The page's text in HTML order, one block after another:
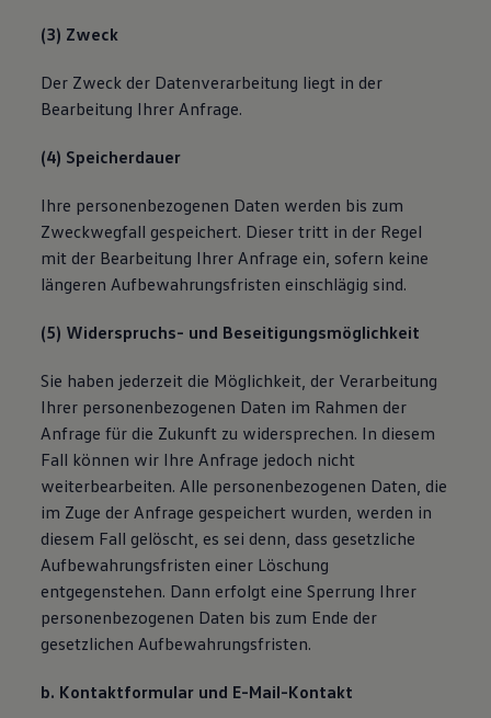
(3) Zweck
Der Zweck der Datenverarbeitung liegt in der
Bearbeitung Ihrer Anfrage.
(4) Speicherdauer
Ihre personenbezogenen Daten werden bis zum
Zweckwegfall gespeichert. Dieser tritt in der Regel
mit der Bearbeitung Ihrer Anfrage ein, sofern keine
längeren Aufbewahrungsfristen einschlägig sind.
(5) Widerspruchs- und Beseitigungsmöglichkeit
Sie haben jederzeit die Möglichkeit, der Verarbeitung
Ihrer personenbezogenen Daten im Rahmen der
Anfrage für die Zukunft zu widersprechen. In diesem
Fall können wir Ihre Anfrage jedoch nicht
weiterbearbeiten. Alle personenbezogenen Daten, die
im Zuge der Anfrage gespeichert wurden, werden in
diesem Fall gelöscht, es sei denn, dass gesetzliche
Aufbewahrungsfristen einer Löschung
entgegenstehen. Dann erfolgt eine Sperrung Ihrer
personenbezogenen Daten bis zum Ende der
gesetzlichen Aufbewahrungsfristen.
b. Kontaktformular und E-Mail-Kontakt